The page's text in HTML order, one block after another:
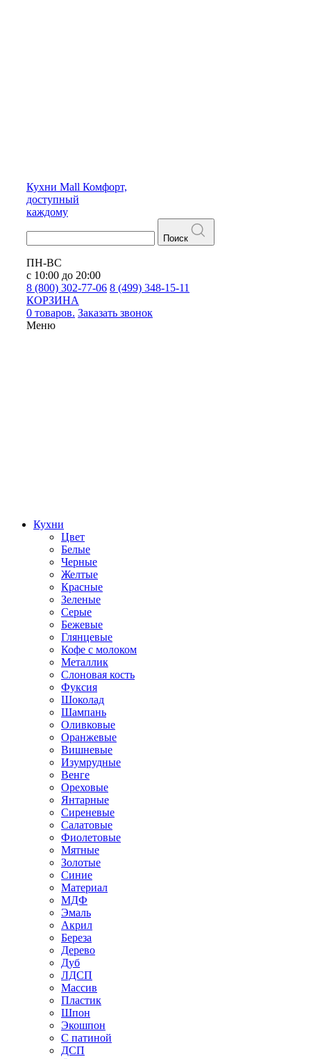
Кухни Mall Комфорт,
доступный
каждому
Поиск
ПН-ВС
с 10:00 до 20:00
8 (800) 302-77-06 8 (499) 348-15-11
КОРЗИНА
0 товаров. Заказать звонок
Меню
Кухни
Цвет
Белые
Черные
Желтые
Красные
Зеленые
Серые
Бежевые
Глянцевые
Кофе с молоком
Металлик
Слоновая кость
Фуксия
Шоколад
Шампань
Оливковые
Оранжевые
Вишневые
Изумрудные
Венге
Ореховые
Янтарные
Сиреневые
Салатовые
Фиолетовые
Мятные
Золотые
Синие
Материал
МДФ
Эмаль
Акрил
Береза
Дерево
Дуб
ЛДСП
Массив
Пластик
Шпон
Экошпон
С патиной
ДСП